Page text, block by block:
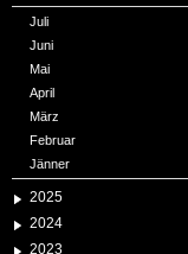
Juli
Juni
Mai
April
März
Februar
Jänner
2025
2024
2023